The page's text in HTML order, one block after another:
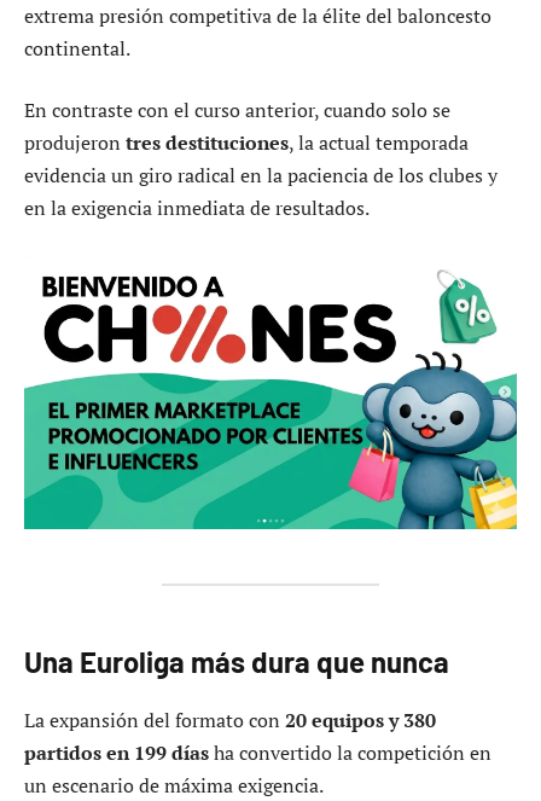
extrema presión competitiva de la élite del baloncesto
continental.
En contraste con el curso anterior, cuando solo se
produjeron tres destituciones, la actual temporada
evidencia un giro radical en la paciencia de los clubes y
en la exigencia inmediata de resultados.
Una Euroliga más dura que nunca
La expansión del formato con 20 equipos y 380
partidos en 199 díasha convertido la competición en
un escenario de máxima exigencia.